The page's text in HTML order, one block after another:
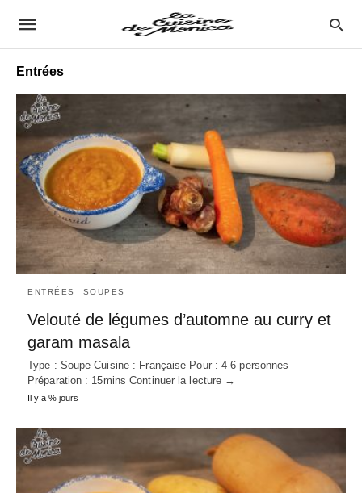
Entrées
ENTRÉES SOUPES
Velouté de légumes d’automne au curry et
garam masala
Type : Soupe Cuisine : Française Pour : 4-6 personnes
Préparation : 15mins Continuer la lecture →
Il y a % jours